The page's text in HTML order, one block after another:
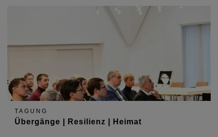
TAGUNG
Übergänge | Resilienz | Heimat